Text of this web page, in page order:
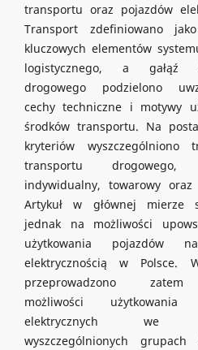
transportu oraz pojazdów
Transport zdefiniowano
kluczowych elementów
logistycznego, a gałąź
drogowego podzielono
cechy techniczne i motywy
środków transportu. Na
kryteriów wyszczególniono
transportu drogowego,
indywidualny, towarowy oraz
Artykuł w głównej mierze
jednak na możliwości
użytkowania pojazdów
elektrycznością w Polsce.
przeprowadzono
możliwości użytkowania
elektrycznych we
wyszczególnionych grupach